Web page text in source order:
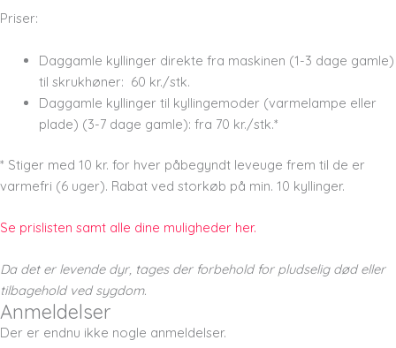
Priser:
Daggamle kyllinger direkte fra maskinen (1-3 dage gamle)
til skrukhøner: 60 kr./stk.
Daggamle kyllinger til kyllingemoder (varmelampe eller
plade) (3-7 dage gamle): fra 70 kr./stk.*
* Stiger med 10 kr. for hver påbegyndt leveuge frem til de er
varmefri (6 uger). Rabat ved storkøb på min. 10 kyllinger.
Se prislisten samt alle dine muligheder her.
Da det er levende dyr, tages der forbehold for pludselig død eller
tilbagehold ved sygdom.
Anmeldelser
Der er endnu ikke nogle anmeldelser.